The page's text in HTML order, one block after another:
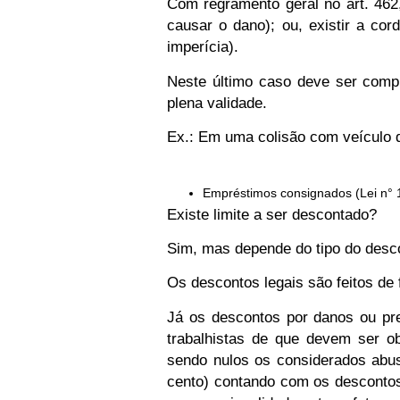
Com regramento geral no art.
causar o dano); ou, existir a
imperícia).
Neste último caso deve ser
plena validade.
Ex.: Em uma colisão com veículo
Empréstimos consignados (Lei n°
Existe limite a ser descontado?
Sim, mas depende do tipo do
Os descontos legais são feitos de
Já os descontos por danos ou
trabalhistas de que devem ser
sendo nulos os considerados
cento) contando com os